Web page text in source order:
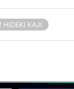
HIDEKI KAJI